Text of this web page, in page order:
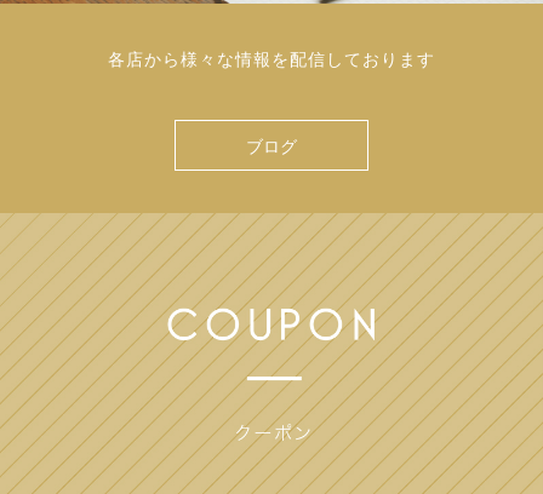
各店から様々な情報を配信しております
ブログ